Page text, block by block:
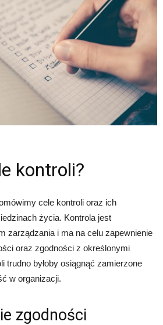
kontroli?
cele kontroli oraz ich
życia. Kontrola jest
zarządzania i ma na celu zapewnienie
oraz zgodności z określonymi
trudno byłoby osiągnąć zamierzone
w organizacji.
zgodności